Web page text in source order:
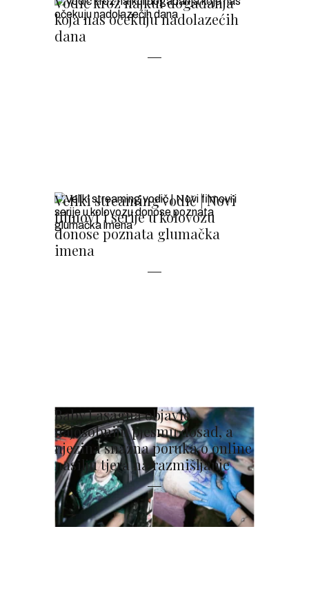
koja nas očekuju nadolazećih
dana
Veliki streaming vodič | Novi
filmovi i serije u kolovozu
donose poznata glumačka
imena
Baby Lasagna objavio
najosobniju pjesmu dosad, a
njezina snažna poruka o online
nasilju tjera na razmišljanje